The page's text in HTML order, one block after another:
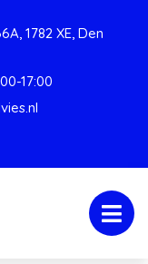
1782 XE, Den
17:00